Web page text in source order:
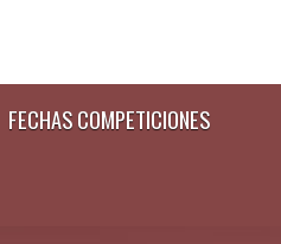
FECHAS COMPETICIONES